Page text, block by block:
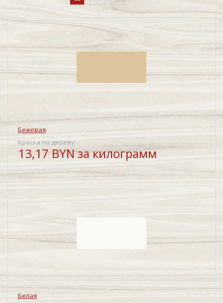
Бежевая
Краска по дереву
13,17 BYN за килограмм
Белая